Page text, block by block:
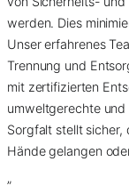
werden. Dies
Unser erfahrenes
Trennung und
mit zertifizierten
umweltgerechte
Sorgfalt stellt sicher,
Hände gelangen
”